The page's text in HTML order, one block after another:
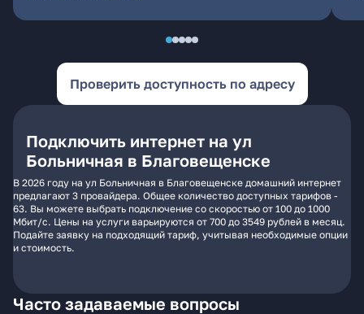
Проверить доступность по адресу
Подключить интернет на ул
Больничная в Благовещенске
В 2026 году на ул Больничная в Благовещенске домашний интернет
предлагают 3 провайдера. Общее количество доступных тарифов -
63. Вы можете выбрать подключение со скоростью от 100 до 1000
Мбит/с. Цены на услуги варьируются от 700 до 3549 рублей в месяц.
Подайте заявку на подходящий тариф, учитывая необходимые опции
и стоимость.
Часто задаваемые вопросы